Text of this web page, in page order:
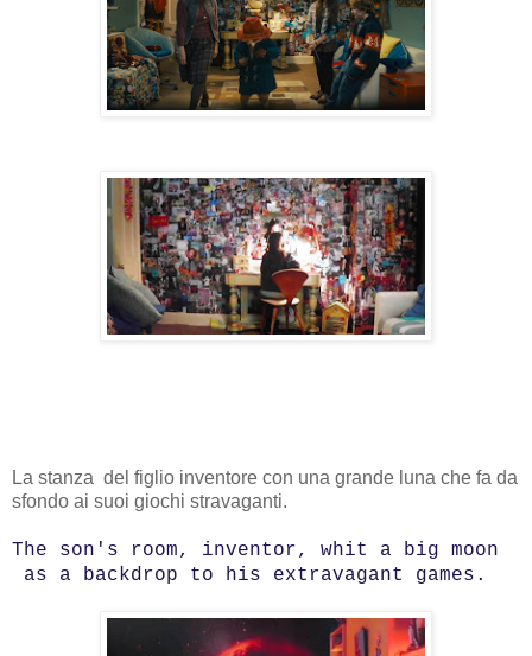
La stanza del figlio inventore con una grande luna che fa da
sfondo ai suoi giochi stravaganti.
The son's room, inventor, whit a big moon
as a backdrop to his extravagant games.